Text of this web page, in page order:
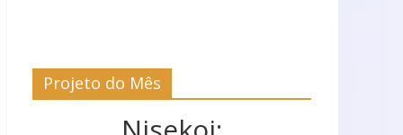
Projeto do Mês